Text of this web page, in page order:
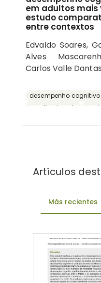
em adultos mais
estudo
entre contextos
Edvaldo Soares,
Alves
Carlos Valle Dantas
desempenho cognitivo
envelhecimento
Artículos
Más recientes